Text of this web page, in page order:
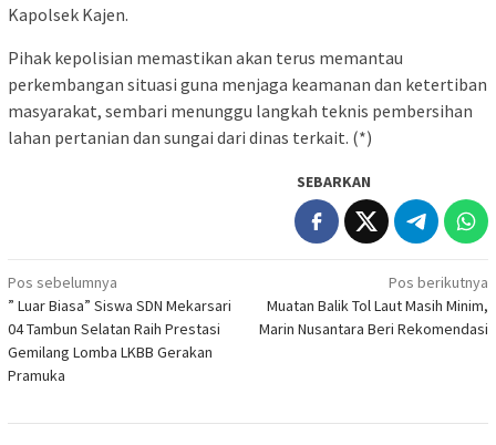
Kapolsek Kajen.
Pihak kepolisian memastikan akan terus memantau
perkembangan situasi guna menjaga keamanan dan ketertiban
masyarakat, sembari menunggu langkah teknis pembersihan
lahan pertanian dan sungai dari dinas terkait. (*)
SEBARKAN
Navigasi
pos
Pos sebelumnya
” Luar Biasa” Siswa SDN Mekarsari
04 Tambun Selatan Raih Prestasi
Gemilang Lomba LKBB Gerakan
Pramuka
Pos berikutnya
Muatan Balik Tol Laut Masih Minim,
Marin Nusantara Beri Rekomendasi